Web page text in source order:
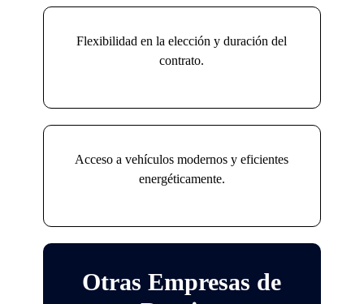
Otras Empresas de
Flexibilidad en la elección y duración del
contrato.
Acceso a vehículos modernos y eficientes
energéticamente.